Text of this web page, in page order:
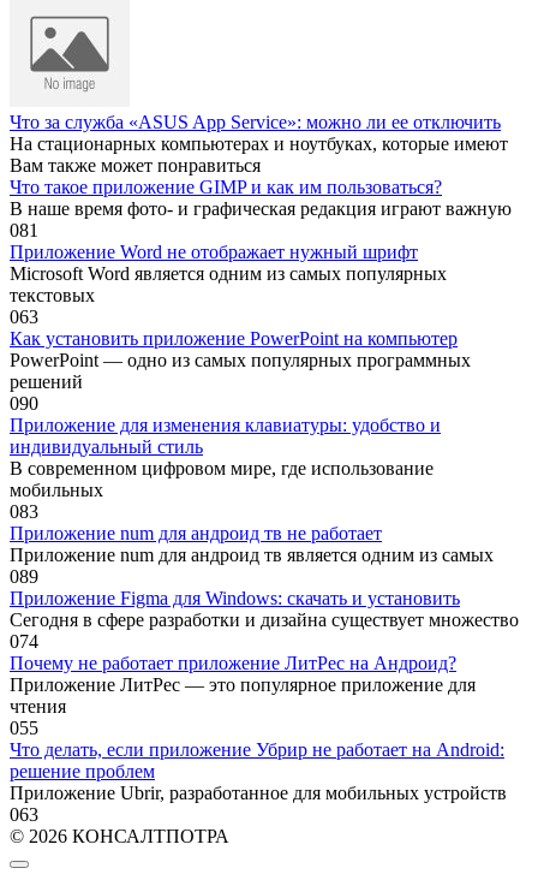
Что за служба «ASUS App Service»: можно ли ее отключить
На стационарных компьютерах и ноутбуках, которые имеют
Вам также может понравиться
Что такое приложение GIMP и как им пользоваться?
В наше время фото- и графическая редакция играют важную
081
Приложение Word не отображает нужный шрифт
Microsoft Word является одним из самых популярных
текстовых
063
Как установить приложение PowerPoint на компьютер
PowerPoint — одно из самых популярных программных
решений
090
Приложение для изменения клавиатуры: удобство и
индивидуальный стиль
В современном цифровом мире, где использование
мобильных
083
Приложение num для андроид тв не работает
Приложение num для андроид тв является одним из самых
089
Приложение Figma для Windows: скачать и установить
Сегодня в сфере разработки и дизайна существует множество
074
Почему не работает приложение ЛитРес на Андроид?
Приложение ЛитРес — это популярное приложение для
чтения
055
Что делать, если приложение Убрир не работает на Android:
решение проблем
Приложение Ubrir, разработанное для мобильных устройств
063
© 2026 КОНСАЛТПОТРА